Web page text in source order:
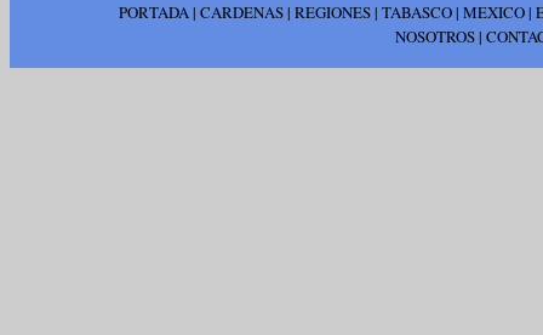
PORTADA| CARDENAS| REGIONES| TABASCO| MEXICO|
NOSOTROS|